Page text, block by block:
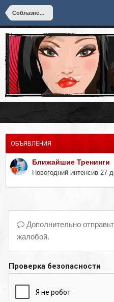
Соблазнение
ОБЪЯВЛЕНИЯ
Ближайшие Тренинги
Новогодний интенсив 27
Дополнительно
жалобой.
Проверка безопасности